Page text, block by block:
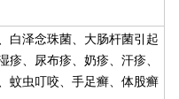
白泽念珠菌、大肠杆菌引起
疹、尿布疹、奶疹、汗疹、
蚊虫叮咬、手足癣、体股癣